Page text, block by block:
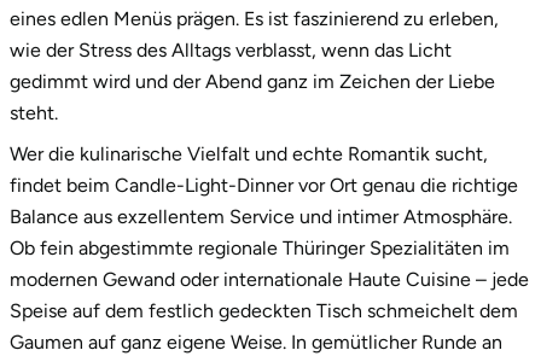
eines edlen Menüs prägen. Es ist faszinierend zu erleben,
wie der Stress des Alltags verblasst, wenn das Licht
gedimmt wird und der Abend ganz im Zeichen der Liebe
steht.
Wer die kulinarische Vielfalt und echte Romantik sucht,
findet beim Candle-Light-Dinner vor Ort genau die richtige
Balance aus exzellentem Service und intimer Atmosphäre.
Ob fein abgestimmte regionale Thüringer Spezialitäten im
modernen Gewand oder internationale Haute Cuisine – jede
Speise auf dem festlich gedeckten Tisch schmeichelt dem
Gaumen auf ganz eigene Weise. In gemütlicher Runde an
Sulz am Neckar
Tegernsee
Teltow-Fläming
Trier
Uckermark